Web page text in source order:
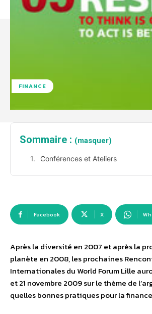
FINANCE
Sommaire : (masquer)
Conférences et Ateliers
Facebook X
Après la diversité en 2007 et après la
planète en 2008, les prochaines
Internationales du World Forum Lille
et 21 novembre 2009 sur le thème de
quelles bonnes pratiques pour la